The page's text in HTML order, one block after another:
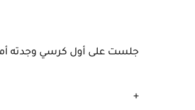
جلست على أول كرسي وجدته
+